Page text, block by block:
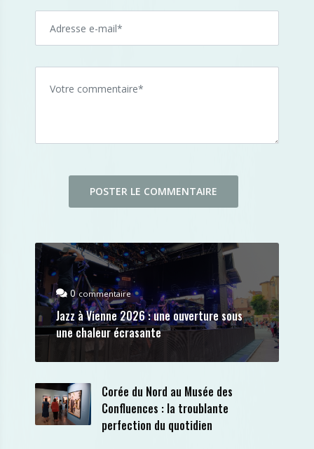
0commentaire
Jazz à Vienne 2026 : une ouverture sous
une chaleur écrasante
Corée du Nord au Musée des
Confluences : la troublante
perfection du quotidien